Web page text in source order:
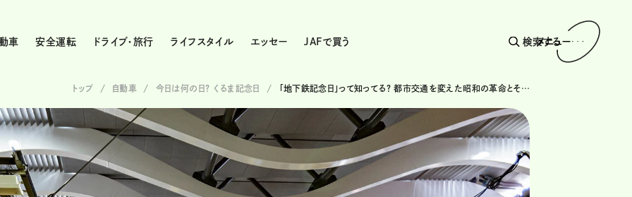
車 安全運転 ドライブ・旅行 ライフスタイル エッセー JAFで買う 検索する
メニュー
トップ 自動車 今日は何の日？ くるま記念日 「地下鉄記念日」って知ってる？ 都市交通を変えた昭和の革命とその知られざる役割